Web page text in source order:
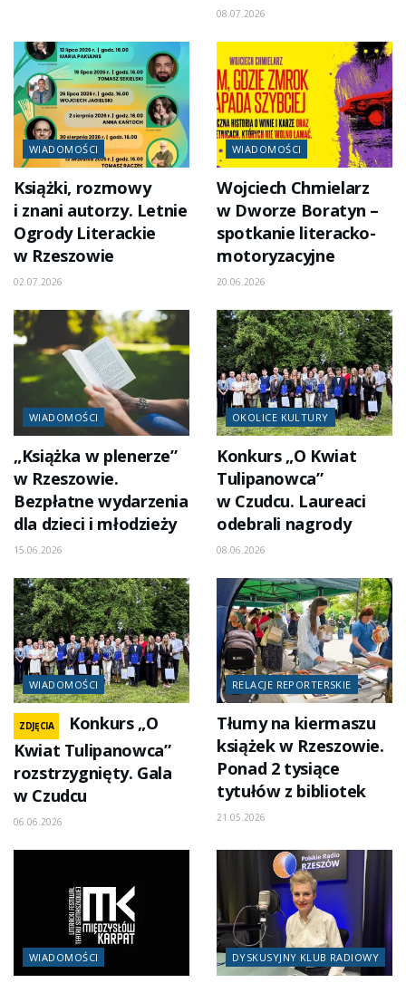
08.07.2026
WIADOMOŚCI
Książki, rozmowy
i znani autorzy. Letnie
Ogrody Literackie
w Rzeszowie
02.07.2026
WIADOMOŚCI
Wojciech Chmielarz
w Dworze Boratyn –
spotkanie literacko-
motoryzacyjne
20.06.2026
WIADOMOŚCI
„Książka w plenerze”
w Rzeszowie.
Bezpłatne wydarzenia
dla dzieci i młodzieży
15.06.2026
OKOLICE KULTURY
Konkurs „O Kwiat
Tulipanowca”
w Czudcu. Laureaci
odebrali nagrody
08.06.2026
WIADOMOŚCI
ZDJĘCIA
Konkurs „O
Kwiat Tulipanowca”
rozstrzygnięty. Gala
w Czudcu
06.06.2026
RELACJE REPORTERSKIE
Tłumy na kiermaszu
książek w Rzeszowie.
Ponad 2 tysiące
tytułów z bibliotek
21.05.2026
WIADOMOŚCI DYSKUSYJNY KLUB RADIOWY